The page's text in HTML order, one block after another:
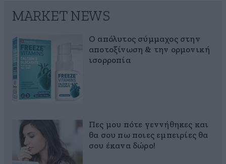
MARKET NEWS
Ο απόλυτος σύμμαχος στην
αποτοξίνωση & την ορμονική
ισορροπία
Πες μου πότε γεννήθηκες και
θα σου πω ποιες εμπειρίες θα
σου έκανα δώρο!